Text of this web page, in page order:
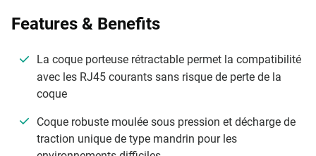
Features & Benefits
La coque porteuse rétractable permet la compatibilité
avec les RJ45 courants sans risque de perte de la
coque
Coque robuste moulée sous pression et décharge de
traction unique de type mandrin pour les